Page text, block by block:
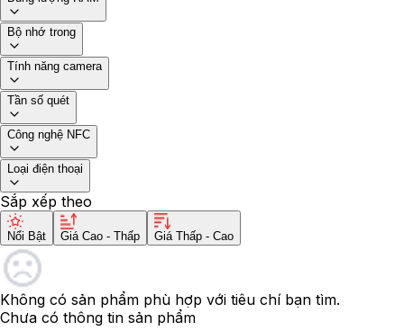
Bộ nhớ trong
Tính năng camera
Tần số quét
Công nghệ NFC
Loại điện thoại
Sắp xếp theo
Nổi Bật Giá Cao - Thấp Giá Thấp - Cao
Không có sản phẩm phù hợp với tiêu chí bạn tìm.
Chưa có thông tin sản phẩm